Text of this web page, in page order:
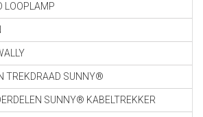
LOOPLAMP
TREKDRAAD SUNNY®
SUNNY® KABELTREKKER